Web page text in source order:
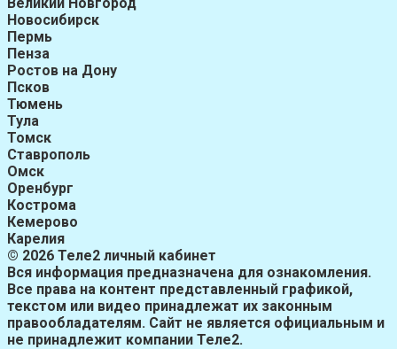
Новосибирск
Пермь
Пенза
Ростов на Дону
Псков
Тюмень
Тула
Томск
Ставрополь
Омск
Оренбург
Кострома
Кемерово
Карелия
© 2026 Теле2 личный кабинет
Вся информация предназначена для ознакомления.
Все права на контент представленный графикой,
текстом или видео принадлежат их законным
правообладателям. Сайт не является официальным и
не принадлежит компании Теле2.